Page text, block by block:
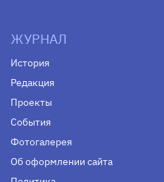
ЖУРНАЛ
История
Редакция
Проекты
События
Фотогалерея
Об оформлении сайта